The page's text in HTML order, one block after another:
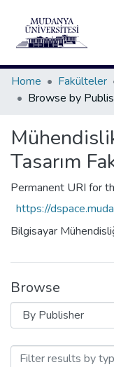
Home
Fakülteler
Browse by
Tasarım
Permanent URI for
https://
Bilgisayar
Browse
Browsing